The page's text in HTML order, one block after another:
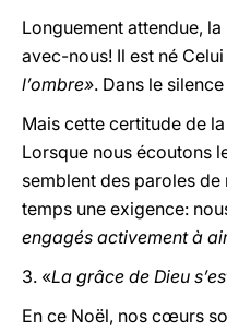
Longuement attendue,
avec-nous! Il est né
l’ombre». Dans le
Mais cette certitude de
Lorsque nous écoutons
semblent des paroles
temps une exigence:
engagés activement à
3. «La grâce de Dieu
En ce Noël, nos cœurs